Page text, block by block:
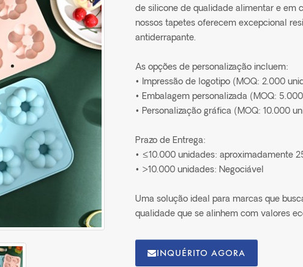
de silicone de qualidade alimentar e em
nossos tapetes oferecem excepcional
antiderrapante.
As opções de personalização incluem:
• Impressão de logotipo (MOQ: 2.000
• Embalagem personalizada (MOQ:
• Personalização gráfica (MOQ: 10.000
Prazo de Entrega:
• ≤10.000 unidades: aproximadamente
• >10.000 unidades: Negociável
Uma solução ideal para marcas que
qualidade que se alinhem com valores
INQUÉRITO AGORA